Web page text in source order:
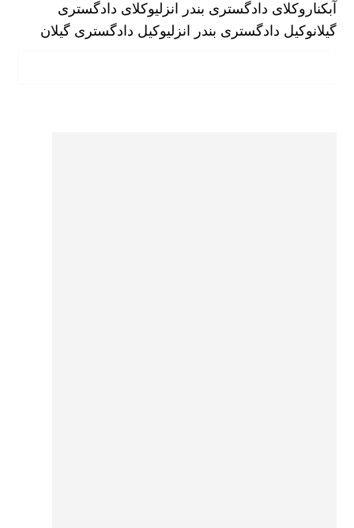
آبکنار وکلای دادگستری بندر انزلیوکلای دادگستری
گیلانوکیل دادگستری بندر انزلیوکیل دادگستری گیلان